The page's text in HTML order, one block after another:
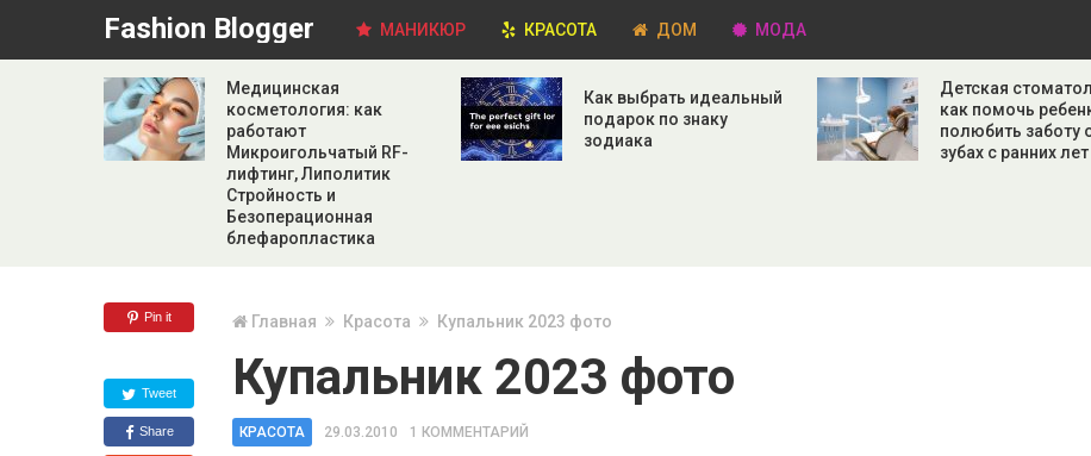
Fashion Blogger МАНИКЮР КРАСОТА ДОМ МОДА
Медицинская
косметология: как
работают
Микроигольчатый RF-
лифтинг, Липолитик
Стройность и
Безоперационная
блефаропластика
Как выбрать идеальный
подарок по знаку
зодиака
Детская
как помочь
полюбить заботу
зубах с ранних лет
Pin it
Tweet
Share
Главная Красота Купальник 2023 фото
Купальник 2023 фото
КРАСОТА 29.03.2010 1 КОММЕНТАРИЙ